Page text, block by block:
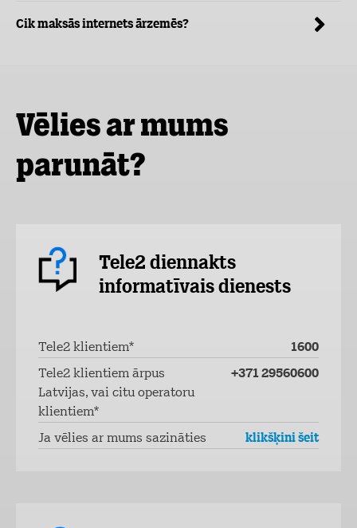
Cik maksās internets ārzemēs?
Vēlies ar mums
parunāt?
Tele2 diennakts
informatīvais dienests
Tele2 klientiem* 1600
Tele2 klientiem ārpus
Latvijas, vai citu operatoru
klientiem*
+371 29560600
Ja vēlies ar mums sazināties klikšķini šeit